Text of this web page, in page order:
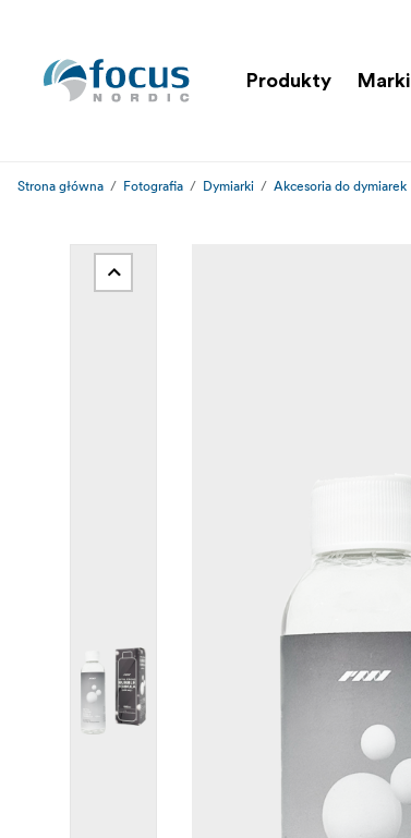
Produkty Marki
Strona główna Fotografia Dymiarki Akcesoria do dymiarek